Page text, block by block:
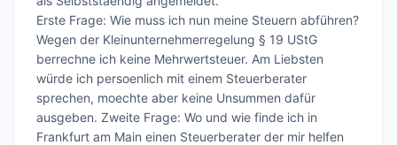
Erste Frage: Wie muss ich nun meine Steuern abführen?
Wegen der Kleinunternehmerregelung § 19 UStG
berrechne ich keine Mehrwertsteuer. Am Liebsten
würde ich persoenlich mit einem Steuerberater
sprechen, moechte aber keine Unsummen dafür
ausgeben. Zweite Frage: Wo und wie finde ich in
Frankfurt am Main einen Steuerberater der mir helfen